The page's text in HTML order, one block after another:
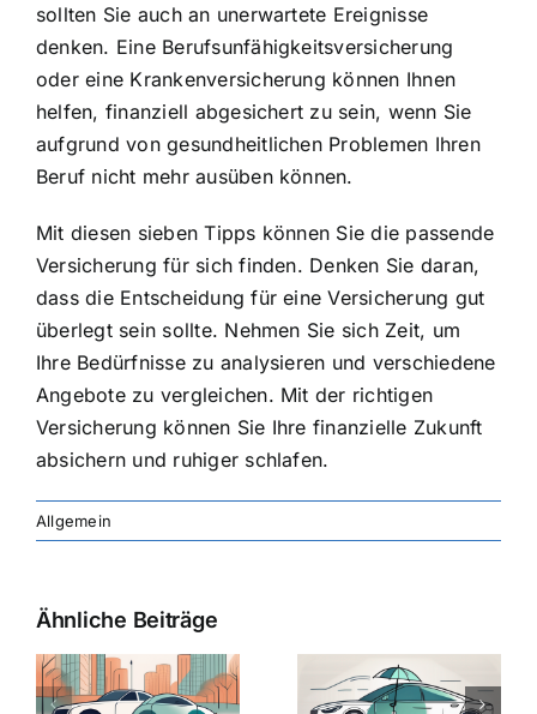
sollten Sie auch an unerwartete Ereignisse
denken. Eine Berufsunfähigkeitsversicherung
oder eine Krankenversicherung können Ihnen
helfen, finanziell abgesichert zu sein, wenn Sie
aufgrund von gesundheitlichen Problemen Ihren
Beruf nicht mehr ausüben können.
Mit diesen sieben Tipps können Sie die passende
Versicherung für sich finden. Denken Sie daran,
dass die Entscheidung für eine Versicherung gut
überlegt sein sollte. Nehmen Sie sich Zeit, um
Ihre Bedürfnisse zu analysieren und verschiedene
Angebote zu vergleichen. Mit der richtigen
Versicherung können Sie Ihre finanzielle Zukunft
absichern und ruhiger schlafen.
Allgemein
Ähnliche Beiträge